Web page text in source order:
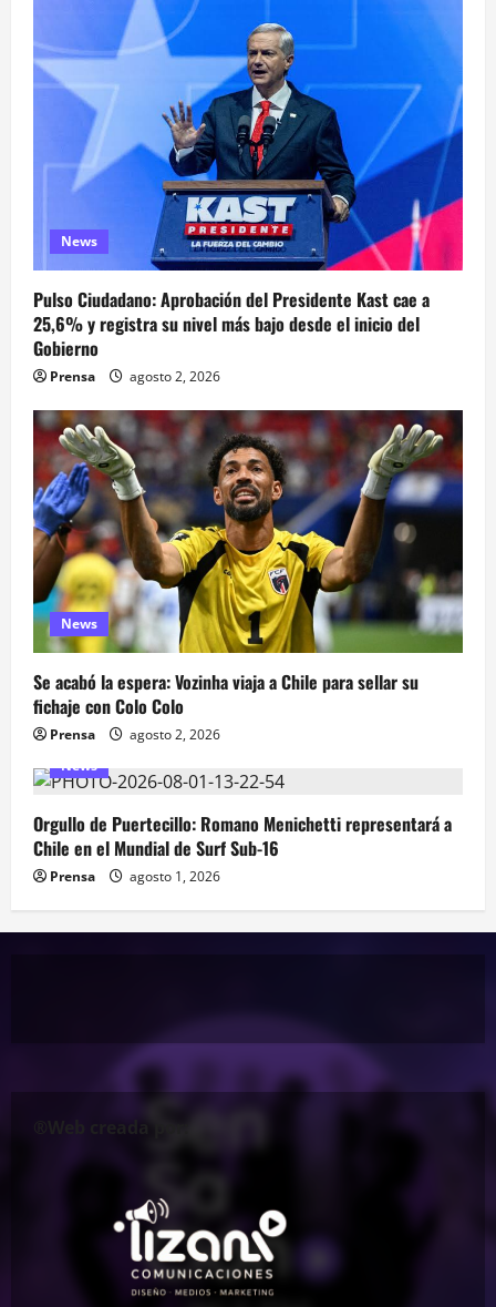
News
Pulso Ciudadano: Aprobación del Presidente Kast cae a
25,6% y registra su nivel más bajo desde el inicio del
Gobierno
Prensa agosto 2, 2026
News
Se acabó la espera: Vozinha viaja a Chile para sellar su
fichaje con Colo Colo
Prensa
agosto 2, 2026
News
Orgullo de Puertecillo: Romano Menichetti representará a
Chile en el Mundial de Surf Sub-16
Prensa agosto 1, 2026
®Web creada por: